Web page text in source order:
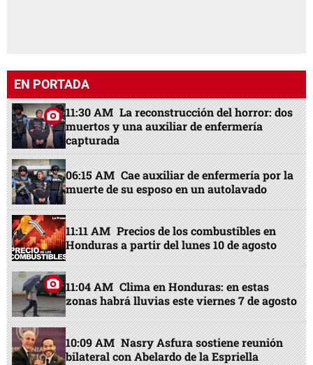
EN PORTADA
11:30 AM La reconstrucción del horror: dos
muertos y una auxiliar de enfermería
capturada
06:15 AM Cae auxiliar de enfermería por la
muerte de su esposo en un autolavado
11:11 AM Precios de los combustibles en
Honduras a partir del lunes 10 de agosto
11:04 AM Clima en Honduras: en estas
zonas habrá lluvias este viernes 7 de agosto
10:09 AM Nasry Asfura sostiene reunión
bilateral con Abelardo de la Espriella